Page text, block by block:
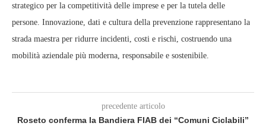
strategico per la competitività delle imprese e per la tutela delle
persone. Innovazione, dati e cultura della prevenzione rappresentano la
strada maestra per ridurre incidenti, costi e rischi, costruendo una
mobilità aziendale più moderna, responsabile e sostenibile.
precedente articolo
Roseto conferma la Bandiera FIAB dei “Comuni Ciclabili”